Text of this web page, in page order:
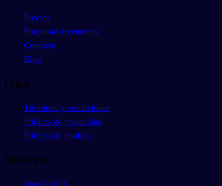
Precios
Preguntas frecuentes
Contacto
Blog
Legal
Términos y condiciones
Política de privacidad
Política de cookies
Descargar
Versión iOS